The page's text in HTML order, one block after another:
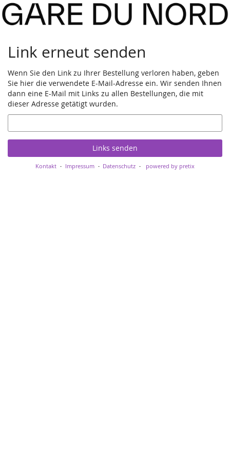
Zum
Haupt-
Link erneut senden
Wenn Sie den Link zu Ihrer Bestellung verloren haben, geben
Sie hier die verwendete E-Mail-Adresse ein. Wir senden Ihnen
dann eine E-Mail mit Links zu allen Bestellungen, die mit
dieser Adresse getätigt wurden.
E-
Mail
Links senden
Kontakt Impressum Datenschutz powered by pretix